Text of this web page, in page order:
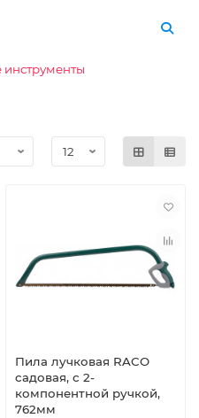
Пила лучковая RACO
садовая, с 2-
компонентной ручкой,
762мм